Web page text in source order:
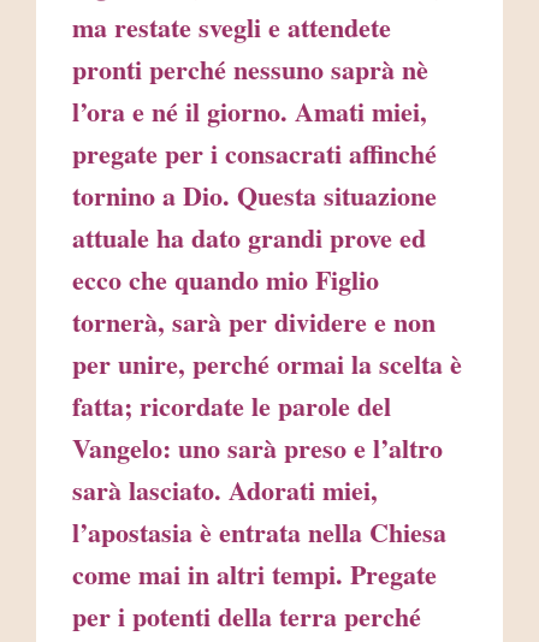
ma restate svegli e attendete
pronti perché nessuno saprà nè
l’ora e né il giorno. Amati miei,
pregate per i consacrati affinché
tornino a Dio. Questa situazione
attuale ha dato grandi prove ed
ecco che quando mio Figlio
tornerà, sarà per dividere e non
per unire, perché ormai la scelta è
fatta; ricordate le parole del
Vangelo: uno sarà preso e l’altro
sarà lasciato. Adorati miei,
l’apostasia è entrata nella Chiesa
come mai in altri tempi. Pregate
per i potenti della terra perché